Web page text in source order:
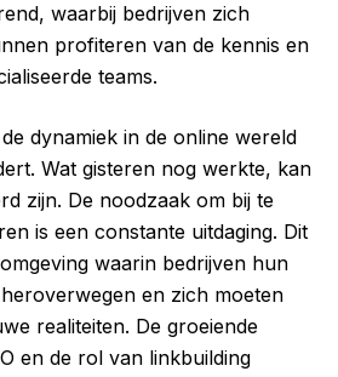
waarbij bedrijven zich
profiteren van de kennis en
teams.
dynamiek in de online wereld
Wat gisteren nog werkte, kan
zijn. De noodzaak om bij te
is een constante uitdaging. Dit
waarin bedrijven hun
en zich moeten
realiteiten. De groeiende
en de rol van linkbuilding